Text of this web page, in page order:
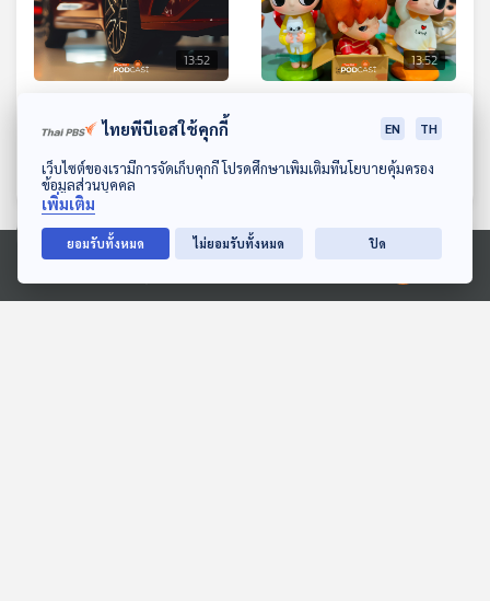
ดาวน์โหลด Thai PBS Podcast Application
Ⓒ 2020 องค์การกระจายเสียงและแพร่ภาพสาธารณะแห่งประเทศไทย
13:52
อุตสาหกรรมยานยนต์ไทย
เมื่อจีนบุกตลาด
เศรษฐกิจติดบ้าน
13:52
ตก" จากบางสิ่งบางอย่าง
จากการโฆษณา สมองของ
เราคิดอะไรอยู่กันแน่
เศรษฐกิจติดบ้าน
ตอนที่เกี่ยวข้อง
ไทยพีบีเอสใช้คุกกี้ EN TH
เว็บไซต์ของเรามีการจัดเก็บคุกกี้ โปรดศึกษาเพิ่มเติมที่นโยบายคุ้มครอง
ข้อมูลส่วนบุคคล
เพิ่มเติม
ยอมรับทั้งหมด ไม่ยอมรับทั้งหมด ปิด